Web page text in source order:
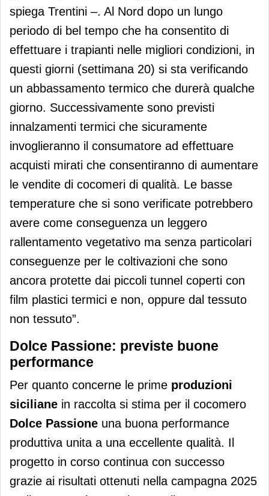
spiega Trentini –. Al Nord dopo un lungo
periodo di bel tempo che ha consentito di
effettuare i trapianti nelle migliori condizioni, in
questi giorni (settimana 20) si sta verificando
un abbassamento termico che durerà qualche
giorno. Successivamente sono previsti
innalzamenti termici che sicuramente
invoglieranno il consumatore ad effettuare
acquisti mirati che consentiranno di aumentare
le vendite di cocomeri di qualità. Le basse
temperature che si sono verificate potrebbero
avere come conseguenza un leggero
rallentamento vegetativo ma senza particolari
conseguenze per le coltivazioni che sono
ancora protette dai piccoli tunnel coperti con
film plastici termici e non, oppure dal tessuto
non tessuto”.
Dolce Passione: previste buone
performance
Per quanto concerne le prime produzioni
siciliane in raccolta si stima per il cocomero
Dolce Passione una buona performance
produttiva unita a una eccellente qualità. Il
progetto in corso continua con successo
grazie ai risultati ottenuti nella campagna 2025